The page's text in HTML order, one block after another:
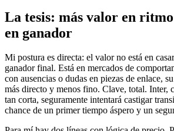
La tesis: más valor en
en ganador
Mi postura es directa: el valor no está en
ganador final. Está en mercados de
con ausencias o dudas en piezas de enlace,
más directo y menos fino. Clave, total. Inter,
tan corta, seguramente intentará castigar
chance de un primer tiempo áspero y un